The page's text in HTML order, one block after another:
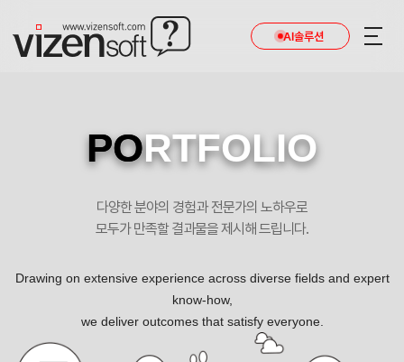
AI솔루션
PORTFOLIO
다양한 분야의 경험과 전문가의 노하우로
모두가 만족할 결과물을 제시해 드립니다.
Drawing on extensive experience across diverse fields and expert
know-how,
we deliver outcomes that satisfy everyone.